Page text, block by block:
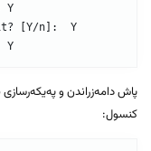
Y
it? [Y/n]:  Y
Y
پاش دامەزراندن و پەیکەرسازی
کنسول: